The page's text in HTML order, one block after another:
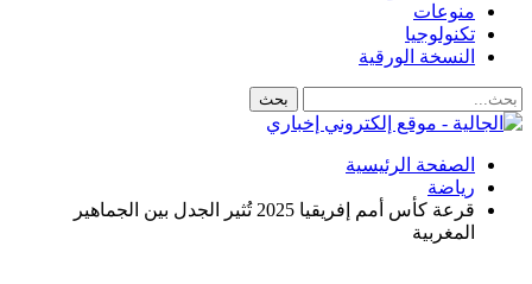
منوعات
تكنولوجيا
النسخة الورقية
الصفحة الرئيسية
رياضة
قرعة كأس أمم إفريقيا 2025 تُثير الجدل بين الجماهير
المغربية